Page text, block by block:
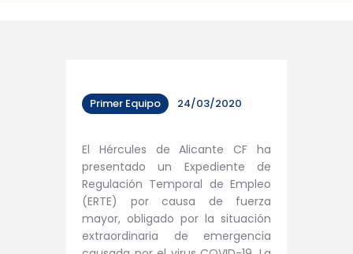
Primer Equipo 24/03/2020
El Hércules de Alicante CF ha
presentado un Expediente de
Regulación Temporal de Empleo
(ERTE) por causa de fuerza
mayor, obligado por la situación
extraordinaria de emergencia